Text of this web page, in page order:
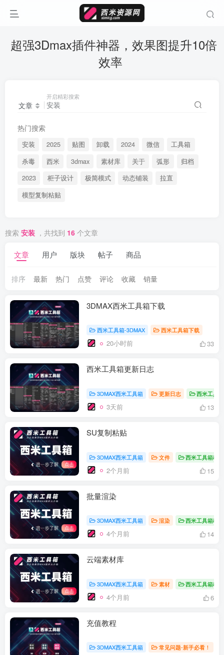
超强3Dmax插件神器，效果图提升10倍
效率
文章
开启精彩搜索
热门搜索
安装 2025 贴图 卸载 2024 微信
工具箱
杀毒
西米 3dmax 素材库 关于 弧形
归档
2023
柜子设计 极简模式 动态铺装
拉直
模型复制粘贴
搜索 安装 ，共找到 16 个文章
文章 用户 版块 帖子 商品
排序 最新 热门 点赞 评论 收藏 销量
3DMAX西米工具箱下载
西米工具箱-3DMAX 西米工具箱下载
20小时前 33
西米工具箱更新日志
3DMAX西米工具箱 更新日志 西米工具
3天前 13
SU复制粘贴
3DMAX西米工具箱 文件 西米工具箱教程
2个月前 15
批量渲染
3DMAX西米工具箱 渲染 西米工具箱教程
4个月前 14
云端素材库
3DMAX西米工具箱 素材 西米工具箱教程
4个月前 6
充值教程
3DMAX西米工具箱 常见问题-新手必看！